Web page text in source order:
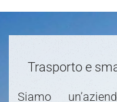
Trasporto e
Siamo